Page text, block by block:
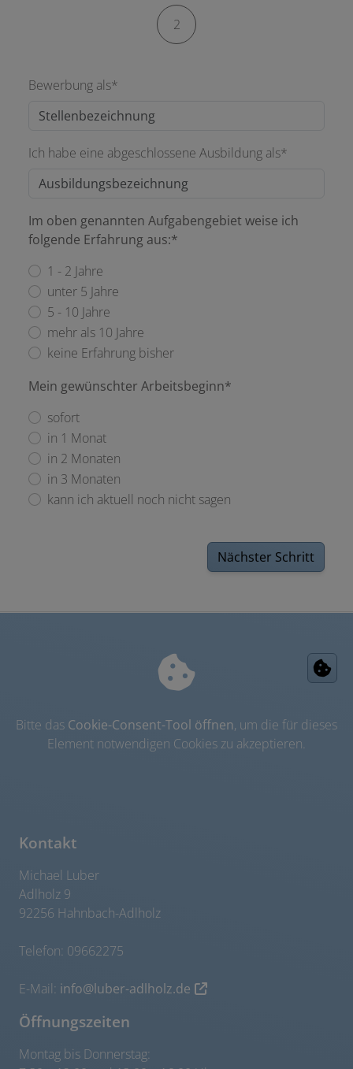
2
Bewerbung als*
Ich habe eine abgeschlossene Ausbildung als*
Im oben genannten Aufgabengebiet weise ich
folgende Erfahrung aus:*
1 - 2 Jahre
unter 5 Jahre
5 - 10 Jahre
mehr als 10 Jahre
keine Erfahrung bisher
Mein gewünschter Arbeitsbeginn*
sofort
in 1 Monat
in 2 Monaten
in 3 Monaten
kann ich aktuell noch nicht sagen
Nächster Schritt
Bitte das Cookie-Consent-Tool öffnen, um die für dieses
Element notwendigen Cookies zu akzeptieren.
Kontakt
Michael Luber
Adlholz 9
92256 Hahnbach-Adlholz
Telefon: 09662275
E-Mail: info@luber-adlholz.de
Öffnungszeiten
Montag bis Donnerstag: